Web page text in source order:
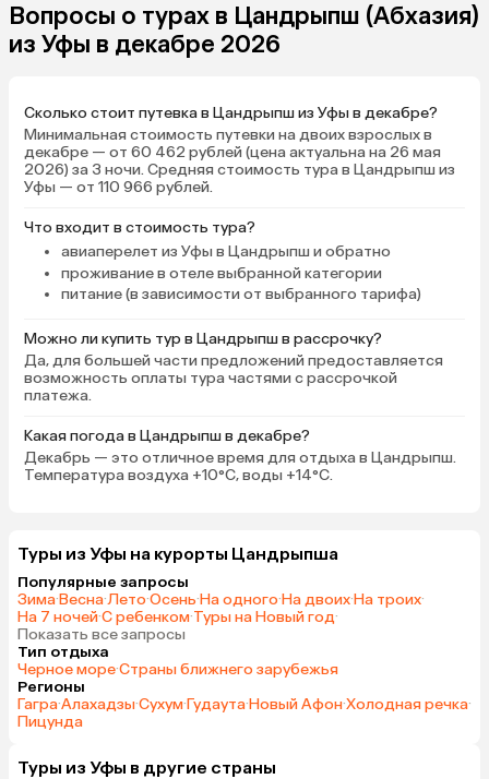
Вопросы о турах в Цандрыпш (Абхазия)
из Уфы в декабре 2026
Сколько стоит путевка в Цандрыпш из Уфы в декабре?
Минимальная стоимость путевки на двоих взрослых в
декабре — от 60 462 рублей (цена актуальна на 26 мая
2026) за 3 ночи. Средняя стоимость тура в Цандрыпш из
Уфы — от 110 966 рублей.
Что входит в стоимость тура?
авиаперелет из Уфы в Цандрыпш и обратно
проживание в отеле выбранной категории
питание (в зависимости от выбранного тарифа)
Можно ли купить тур в Цандрыпш в рассрочку?
Да, для большей части предложений предоставляется
возможность оплаты тура частями с рассрочкой
платежа.
Какая погода в Цандрыпш в декабре?
Декабрь — это отличное время для отдыха в Цандрыпш.
Температура воздуха +10°C, воды +14°C.
Туры из Уфы на курорты Цандрыпша
Популярные запросы
Зима·Весна·Лето·Осень·На одного·На двоих·На троих·
На 7 ночей·С ребенком·Туры на Новый год·
Показать все запросы
Тип отдыха
Черное море·Страны ближнего зарубежья
Регионы
Гагра·Алахадзы·Сухум·Гудаута·Новый Афон·Холодная речка·
Пицунда
Туры из Уфы в другие страны